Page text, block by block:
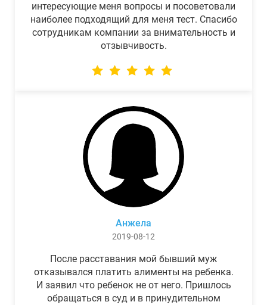
интересующие меня вопросы и посоветовали
наиболее подходящий для меня тест. Спасибо
сотрудникам компании за внимательность и
отзывчивость.
Анжела
2019-08-12
После расставания мой бывший муж
отказывался платить алименты на ребенка.
И заявил что ребенок не от него. Пришлось
обращаться в суд и в принудительном